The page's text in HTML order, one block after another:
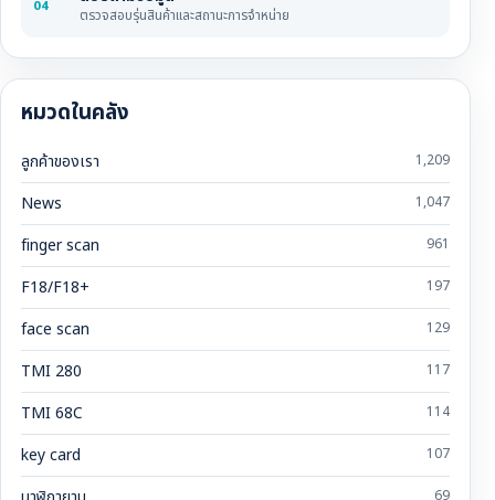
04 ตรวจสอบรุ่นสินค้าและสถานะการจำหน่าย
หมวดในคลัง
ลูกค้าของเรา 1,209
News 1,047
finger scan 961
F18/F18+ 197
face scan 129
TMI 280 117
TMI 68C 114
key card 107
69